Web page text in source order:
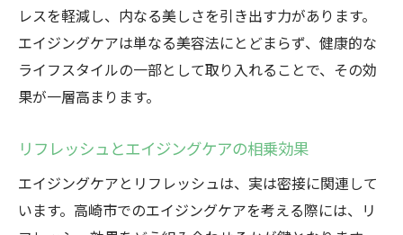
レスを軽減し、内なる美しさを引き出す力があります。
エイジングケアは単なる美容法にとどまらず、健康的な
ライフスタイルの一部として取り入れることで、その効
果が一層高まります。
リフレッシュとエイジングケアの相乗効果
エイジングケアとリフレッシュは、実は密接に関連して
います。高崎市でのエイジングケアを考える際には、リ